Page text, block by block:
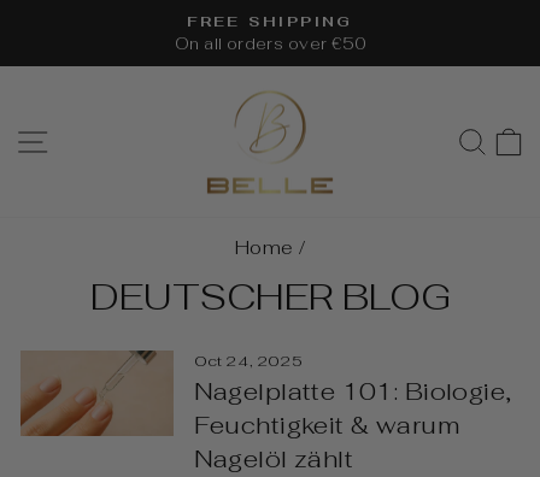
content
Pause
FREE SHIPPING
On all orders over €50
SITE NAVIGATION
Home /
DEUTSCHER BLOG
Oct 24, 2025
Nagelplatte 101: Biologie,
Feuchtigkeit & warum
Nagelöl zählt